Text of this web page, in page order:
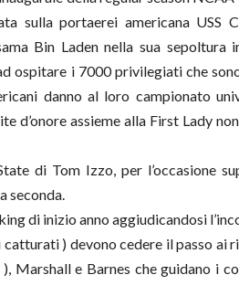
sulla portaerei americana USS
Bin Laden nella sua sepoltura
ospitare i 7000 privilegiati che
danno al loro campionato
assieme alla First Lady
di Tom Izzo, per l’occasione
seconda.
di inizio anno aggiudicandosi
) devono cedere il passo ai
e Barnes che guidano i